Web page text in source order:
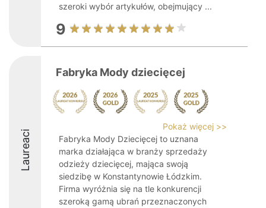
szeroki wybór artykułów, obejmujący ...
9
Laureaci
Fabryka Mody dziecięcej
Pokaż więcej >>
Fabryka Mody Dziecięcej to uznana
marka działająca w branży sprzedaży
odzieży dziecięcej, mająca swoją
siedzibę w Konstantynowie Łódzkim.
Firma wyróżnia się na tle konkurencji
szeroką gamą ubrań przeznaczonych